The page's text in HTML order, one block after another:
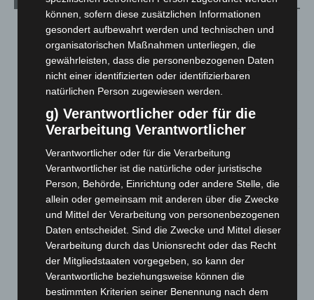
Kunst trifft Weingenuss: Barbara-Susann Mehring zeigt ihre
Werke im Jacques’ Wein-Depot Isernhagen
8. August 2026
und Bothfeld
8. August 2026
Waldbrandeinsatz aus Spanien zurück
7. August 2026
Hannover: Erste Tigermücken-Population in Niedersachsen
entdeckt
7. August 2026
Brand im „Haus der Begegnung“ in Neuwarmbüchen schnell
eingedämmt
6. August 2026
können, sofern diese zusätzlichen Informationen
gesondert aufbewahrt werden und technischen und
organisatorischen Maßnahmen unterliegen, die
gewährleisten, dass die personenbezogenen Daten
nicht einer identifizierten oder identifizierbaren
natürlichen Person zugewiesen werden.
g) Verantwortlicher oder für die
Verarbeitung Verantwortlicher
Verantwortlicher oder für die Verarbeitung
Verantwortlicher ist die natürliche oder juristische
Person, Behörde, Einrichtung oder andere Stelle, die
allein oder gemeinsam mit anderen über die Zwecke
und Mittel der Verarbeitung von personenbezogenen
Daten entscheidet. Sind die Zwecke und Mittel dieser
Verarbeitung durch das Unionsrecht oder das Recht
der Mitgliedstaaten vorgegeben, so kann der
Verantwortliche beziehungsweise können die
bestimmten Kriterien seiner Benennung nach dem